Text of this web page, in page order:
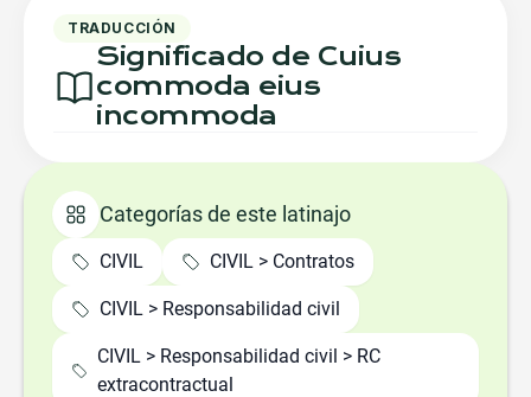
TRADUCCIÓN
Significado de Cuius
commoda eius
incommoda
Categorías de este latinajo
CIVIL CIVIL > Contratos
CIVIL > Responsabilidad civil
CIVIL > Responsabilidad civil > RC
extracontractual